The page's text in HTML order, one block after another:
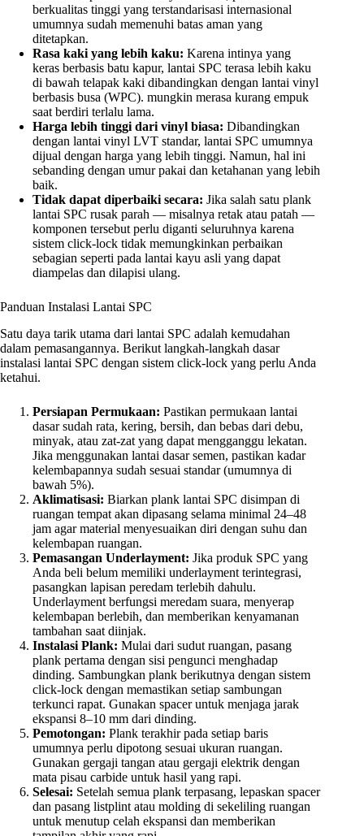
berkualitas tinggi yang terstandarisasi internasional
umumnya sudah memenuhi batas aman yang
ditetapkan.
Rasa kaki yang lebih kaku: Karena intinya yang
keras berbasis batu kapur, lantai SPC terasa lebih kaku
di bawah telapak kaki dibandingkan dengan lantai vinyl
berbasis busa (WPC). mungkin merasa kurang empuk
saat berdiri terlalu lama.
Harga lebih tinggi dari vinyl biasa: Dibandingkan
dengan lantai vinyl LVT standar, lantai SPC umumnya
dijual dengan harga yang lebih tinggi. Namun, hal ini
sebanding dengan umur pakai dan ketahanan yang lebih
baik.
Tidak dapat diperbaiki secara: Jika salah satu plank
lantai SPC rusak parah — misalnya retak atau patah —
komponen tersebut perlu diganti seluruhnya karena
sistem click-lock tidak memungkinkan perbaikan
sebagian seperti pada lantai kayu asli yang dapat
diampelas dan dilapisi ulang.
Panduan Instalasi Lantai SPC
Satu daya tarik utama dari lantai SPC adalah kemudahan
dalam pemasangannya. Berikut langkah-langkah dasar
instalasi lantai SPC dengan sistem click-lock yang perlu Anda
ketahui.
Persiapan Permukaan: Pastikan permukaan lantai
dasar sudah rata, kering, bersih, dan bebas dari debu,
minyak, atau zat-zat yang dapat mengganggu lekatan.
Jika menggunakan lantai dasar semen, pastikan kadar
kelembapannya sudah sesuai standar (umumnya di
bawah 5%).
Aklimatisasi: Biarkan plank lantai SPC disimpan di
ruangan tempat akan dipasang selama minimal 24–48
jam agar material menyesuaikan diri dengan suhu dan
kelembapan ruangan.
Pemasangan Underlayment: Jika produk SPC yang
Anda beli belum memiliki underlayment terintegrasi,
pasangkan lapisan peredam terlebih dahulu.
Underlayment berfungsi meredam suara, menyerap
kelembapan berlebih, dan memberikan kenyamanan
tambahan saat diinjak.
Instalasi Plank: Mulai dari sudut ruangan, pasang
plank pertama dengan sisi pengunci menghadap
dinding. Sambungkan plank berikutnya dengan sistem
click-lock dengan memastikan setiap sambungan
terkunci rapat. Gunakan spacer untuk menjaga jarak
ekspansi 8–10 mm dari dinding.
Pemotongan: Plank terakhir pada setiap baris
umumnya perlu dipotong sesuai ukuran ruangan.
Gunakan gergaji tangan atau gergaji elektrik dengan
mata pisau carbide untuk hasil yang rapi.
Selesai: Setelah semua plank terpasang, lepaskan spacer
dan pasang listplint atau molding di sekeliling ruangan
untuk menutup celah ekspansi dan memberikan